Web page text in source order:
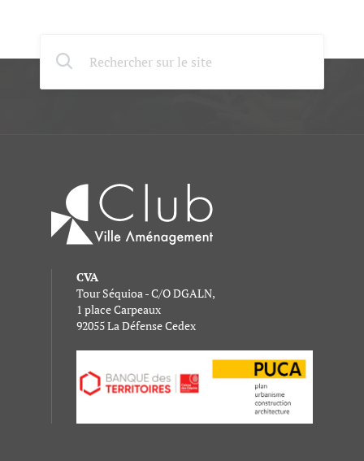
CVA
Tour Séquioa - C/O DGALN,
1 place Carpeaux
92055 La Défense Cedex